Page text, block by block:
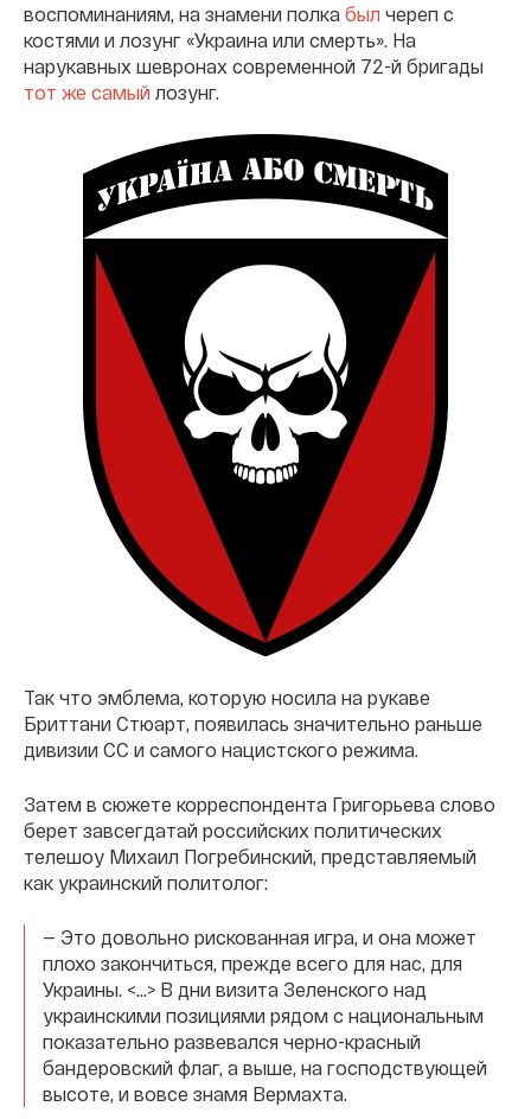
воспоминаниям, на знамени полка был череп с
костями и лозунг «Украина или смерть». На
нарукавных шевронах современной 72-й бригады
тот же самый лозунг.
Так что эмблема, которую носила на рукаве
Бриттани Стюарт, появилась значительно раньше
дивизии СС и самого нацистского режима.
Затем в сюжете корреспондента Григорьева слово
берет завсегдатай российских политических
телешоу Михаил Погребинский, представляемый
как украинский политолог:
— Это довольно рискованная игра, и она может
плохо закончиться, прежде всего для нас, для
Украины. <…> В дни визита Зеленского над
украинскими позициями рядом с национальным
показательно развевался черно-красный
бандеровский флаг, а выше, на господствующей
высоте, и вовсе знамя Вермахта.